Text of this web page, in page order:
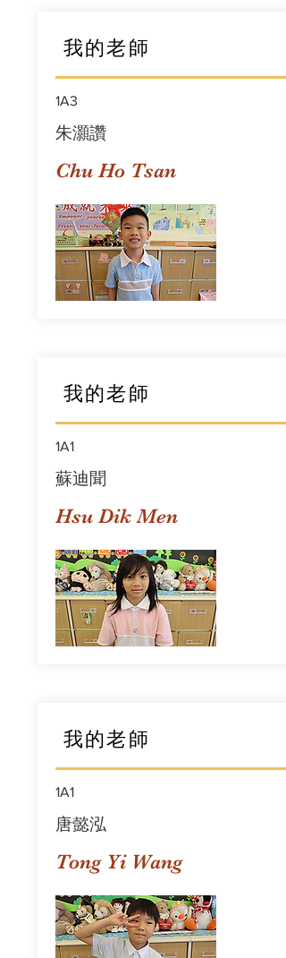
我的老師
1A3
朱灝讚
Chu Ho Tsan
我的老師
1A1
蘇迪聞
Hsu Dik Men
我的老師
1A1
唐懿泓
Tong Yi Wang